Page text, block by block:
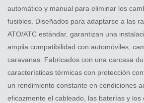
automático y manual para eliminar los
fusibles. Diseñados para adaptarse a las
ATO/ATC estándar, garantizan una
amplia compatibilidad con automóviles,
caravanas. Fabricados con una carcasa
características térmicas con protección
un rendimiento constante en condiciones
eficazmente el cableado, las baterías y los